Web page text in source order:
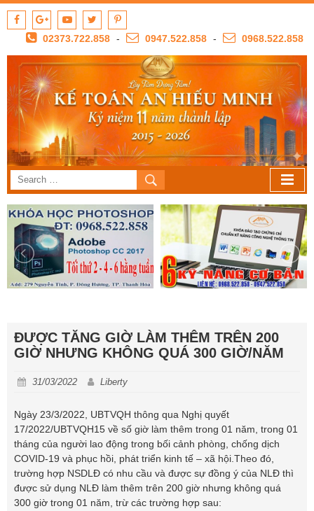
02373.722.858 - 0947.522.858 - 0968.522.858
ĐƯỢC TĂNG GIỜ LÀM THÊM TRÊN 200
GIỜ NHƯNG KHÔNG QUÁ 300 GIỜ/NĂM
31/03/2022 Liberty
Ngày 23/3/2022, UBTVQH thông qua Nghị quyết
17/2022/UBTVQH15 về số giờ làm thêm trong 01 năm, trong 01
tháng của người lao động trong bối cảnh phòng, chống dịch
COVID-19 và phục hồi, phát triển kinh tế – xã hội.Theo đó,
trường hợp NSDLĐ có nhu cầu và được sự đồng ý của NLĐ thì
được sử dụng NLĐ làm thêm trên 200 giờ nhưng không quá
300 giờ trong 01 năm, trừ các trường hợp sau: